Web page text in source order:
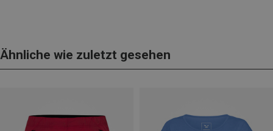
Ähnliche wie zuletzt gesehen